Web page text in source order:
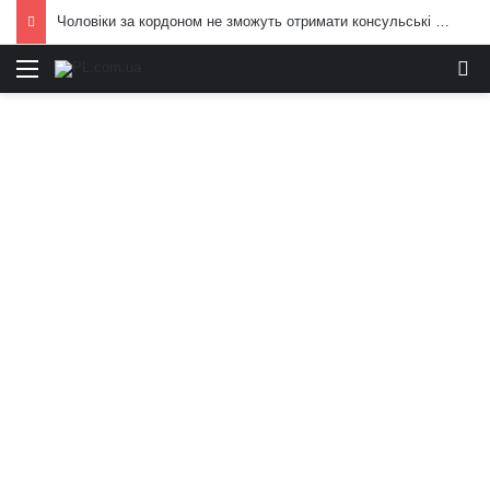
Чоловіки за кордоном не зможуть отримати консульські послуги без військово-облікових документів
Меню